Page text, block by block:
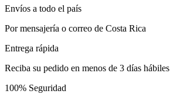
be
chosen
on
the
product
page
Envíos a todo el país
Por mensajería o correo de Costa Rica
Entrega rápida
Reciba su pedido en menos de 3 días hábiles
100% Seguridad